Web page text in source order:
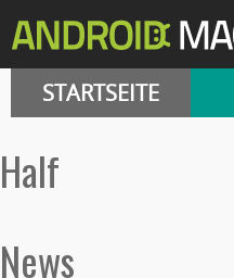
STARTSEITE
half
News